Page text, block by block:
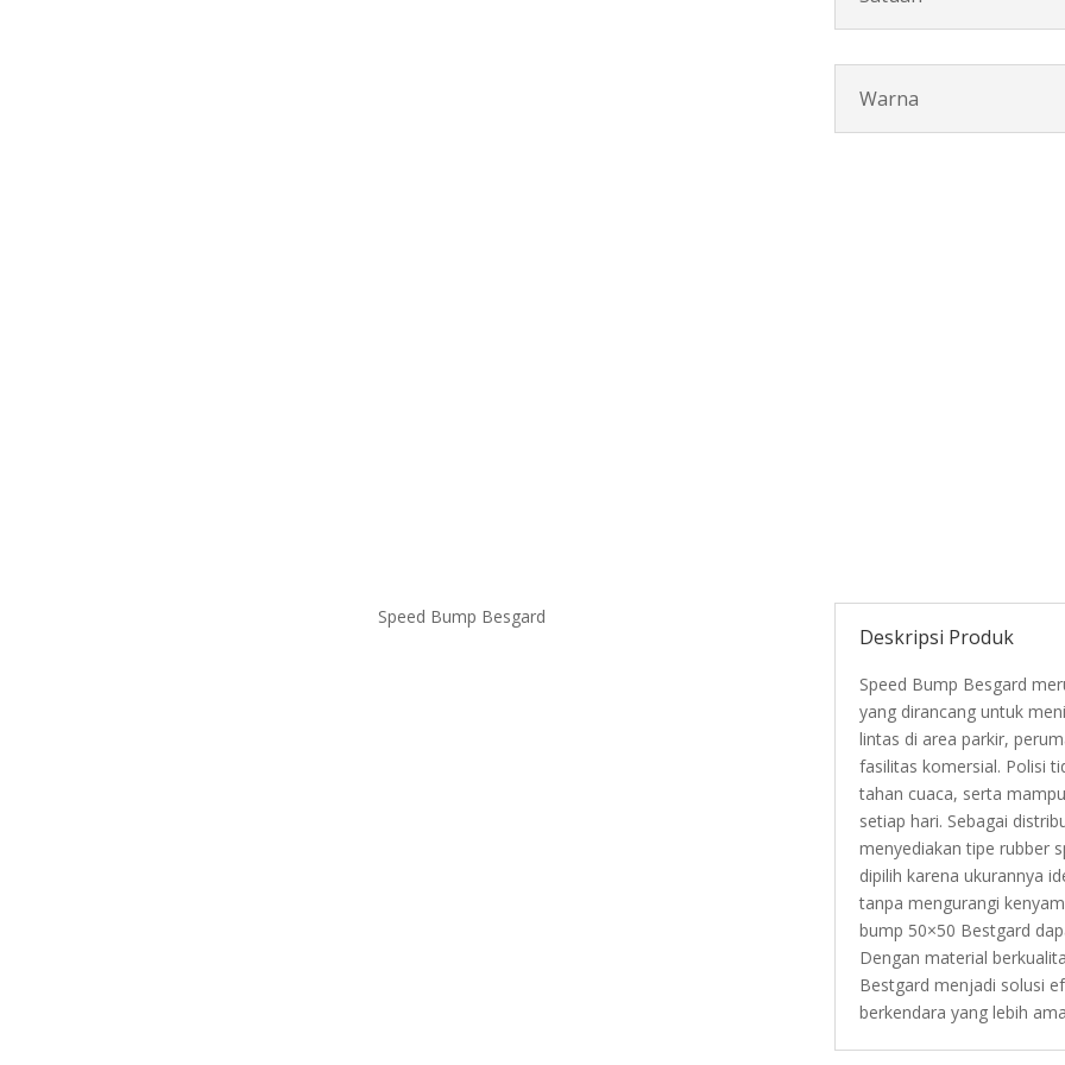
Warna
Speed Bump Besgard
Deskripsi Produk
Speed Bump Besgard
yang dirancang untuk
lintas di area parkir,
fasilitas komersial. Polisi
tahan cuaca, serta
setiap hari. Sebagai
menyediakan tipe rubber
dipilih karena ukurannya
tanpa mengurangi
bump 50×50 Bestgard
Dengan material
Bestgard menjadi solusi
berkendara yang lebih